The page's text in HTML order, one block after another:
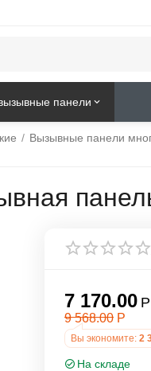
панели
/ Вызывные панели
7 170.00 Р
9 568.00 Р
Вы экономите: 2
На складе